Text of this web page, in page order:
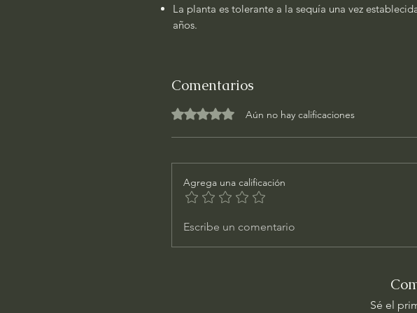
La planta es tolerante a la sequía una vez
años.
Comentarios
Obtuvo 0 de 5 estrellas.Aún no hay calificaciones
Agrega una calificación
Escribe un comentario
Sé el